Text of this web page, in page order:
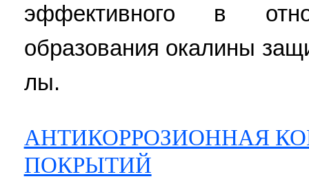
эффективного в
образования окалины
лы.
АНТИКОРРОЗИОННАЯ
ПОКРЫТИЙ